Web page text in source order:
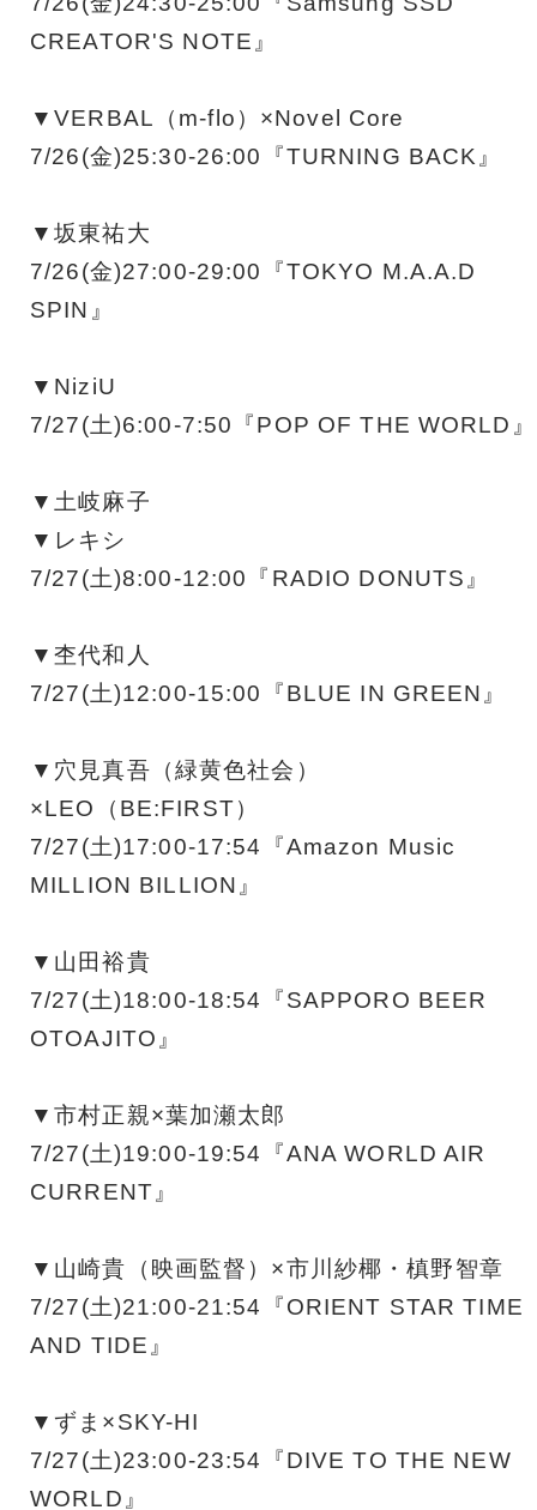
CREATOR'S NOTE』
▼VERBAL（m-flo）×Novel Core
7/26(金)25:30-26:00『TURNING BACK』
▼坂東祐大
7/26(金)27:00-29:00『TOKYO M.A.A.D
SPIN』
▼NiziU
7/27(土)6:00-7:50『POP OF THE WORLD』
▼土岐麻子
▼レキシ
7/27(土)8:00-12:00『RADIO DONUTS』
▼杢代和人
7/27(土)12:00-15:00『BLUE IN GREEN』
▼穴見真吾（緑黄色社会）
×LEO（BE:FIRST）
7/27(土)17:00-17:54『Amazon Music
MILLION BILLION』
▼山田裕貴
7/27(土)18:00-18:54『SAPPORO BEER
OTOAJITO』
▼市村正親×葉加瀬太郎
7/27(土)19:00-19:54『ANA WORLD AIR
CURRENT』
▼山崎貴（映画監督）×市川紗椰・槙野智章
7/27(土)21:00-21:54『ORIENT STAR TIME
AND TIDE』
▼ずま×SKY-HI
7/27(土)23:00-23:54『DIVE TO THE NEW
WORLD』